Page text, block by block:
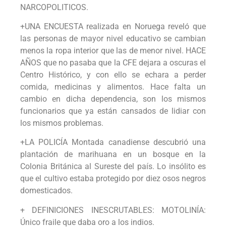
NARCOPOLITICOS.
+UNA ENCUESTA realizada en Noruega reveló que
las personas de mayor nivel educativo se cambian
menos la ropa interior que las de menor nivel. HACE
AÑOS que no pasaba que la CFE dejara a oscuras el
Centro Histórico, y con ello se echara a perder
comida, medicinas y alimentos. Hace falta un
cambio en dicha dependencia, son los mismos
funcionarios que ya están cansados de lidiar con
los mismos problemas.
+LA POLICÍA Montada canadiense descubrió una
plantación de marihuana en un bosque en la
Colonia Británica al Sureste del país. Lo insólito es
que el cultivo estaba protegido por diez osos negros
domesticados.
+ DEFINICIONES INESCRUTABLES: MOTOLINÍA:
Único fraile que daba oro a los indios.